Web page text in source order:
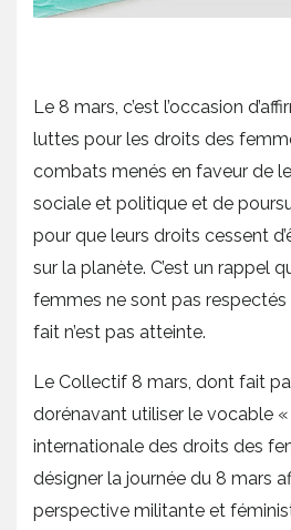
Le 8 mars, c’est l’occasion
luttes pour les droits des
combats menés en faveur de
sociale et politique et de
pour que leurs droits cessent
sur la planète. C’est un rappel
femmes ne sont pas respectés
fait n’est pas atteinte.
Le Collectif 8 mars, dont fait
dorénavant utiliser le vocable «
internationale des droits des
désigner la journée du 8 mars
perspective militante et